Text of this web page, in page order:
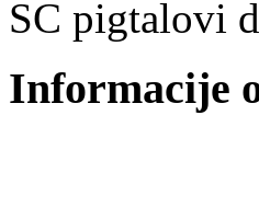
SC pigtalovi
Informacije